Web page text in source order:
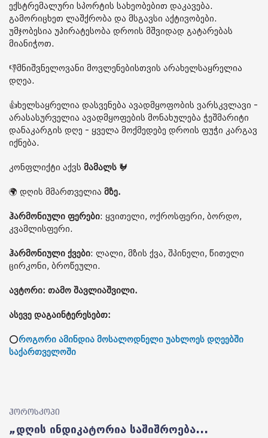
ექსტრემალური სპორტის სახეობებით დაკავება.
გამორიცხეთ ლაშქრობა და მსგავსი აქტივობები.
უმჯობესია უპირატესობა დროის მშვიდად გატარებას
მიანიჭოთ.
👎მნიშვნელოვანი მოვლენებისთვის არახელსაყრელია
დღეა.
👍ხელსაყრელია დასვენება ავადმყოფობის ვარსკვლავი -
არასასურველია ავადმყოფების მონახულება ჭეშმარიტი
დანაკარგის დღე - ყველა მოქმედებე დროის ფუჭი კარგავ
იქნება.
კონფლიქტი აქვს მამალს 🐓
🌍 დღის მმართველია მზე.
ჰარმონიული ფერები: ყვითელი, ოქროსფერი, ბორდო,
კვამლისფერი.
ჰარმონიული ქვები: ლალი, მზის ქვა, შპინელი, წითელი
ცირკონი, ბროწეული.
ავტორი: თამო შავლიაშვილი.
ასევე დაგაინტერესებთ:
⭕როგორი ამინდია მოსალოდნელი უახლოეს დღეებში
საქართველოში
ჰოროსკოპი
„დღის ინდიკატორია საშიშროება...